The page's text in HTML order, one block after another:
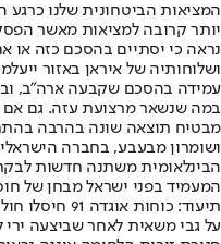
המציאות הביטחונית שלנו
יותר קרובה למציאות מאשר
נראה כי יסתיים בהסכם כזה או
ושלוחותיה של איראן באזור
עמידה בהסכם שקבעה ארה"ב,
במה שנשאר מרצועת עזה. גם אם
מבטיח תוצאה שונה בהרבה
ושומרון מבעבע, בחברה
הבינלאומית משתנה חדשות
המעמיד בפני ישראל מבחן של
תיעוד: כוחות
על גבי משאית לאחר שביצעה ירי